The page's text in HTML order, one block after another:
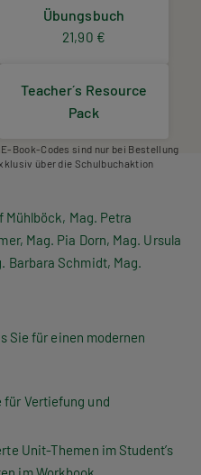
Übungsbuch
21,90 €
Teacher´s Resource
Pack
Book-Codes sind nur bei Bestellung
über die Schulbuchaktion
Mühlböck, Mag. Petra
Mag. Pia Dorn, Mag. Ursula
Barbara Schmidt, Mag.
Sie für einen modernen
Vertiefung und
Unit-Themen im Student’s